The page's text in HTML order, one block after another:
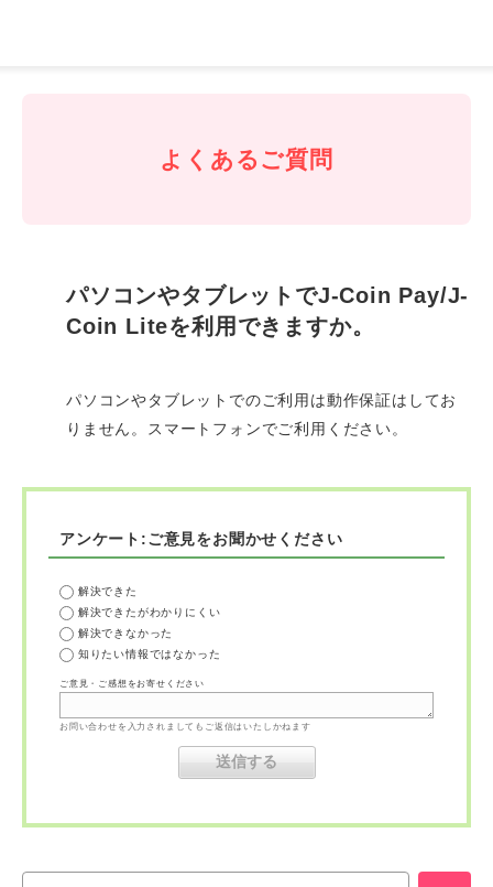
よくあるご質問
パソコンやタブレットでJ-Coin Pay/J-
Coin Liteを利用できますか。
パソコンやタブレットでのご利用は動作保証はしてお
りません。スマートフォンでご利用ください。
アンケート:ご意見をお聞かせください
解決できた
解決できたがわかりにくい
解決できなかった
知りたい情報ではなかった
ご意見・ご感想をお寄せください
お問い合わせを入力されましてもご返信はいたしかねます